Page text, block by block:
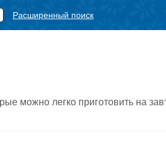
Расширенный поиск
можно легко приготовить на